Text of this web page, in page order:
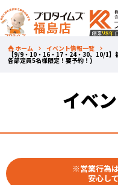
ホーム イベント情報一覧
【9/9・10・16・17・24・30、10/1】
各部定員5名様限定！要予約！)
イベ
※営業行為
安心し